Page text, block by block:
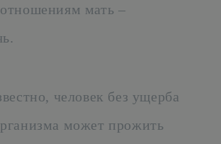
мать –
человек без ущерба
может прожить